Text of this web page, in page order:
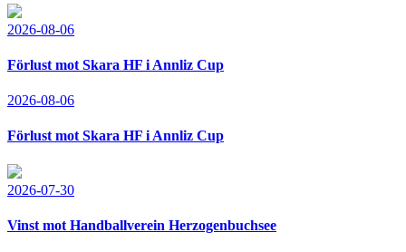
2026-08-06
Förlust mot Skara HF i Annliz Cup
2026-08-06
Förlust mot Skara HF i Annliz Cup
2026-07-30
Vinst mot Handballverein Herzogenbuchsee